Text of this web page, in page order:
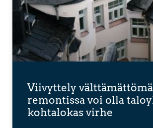
Viivyttely
remontissa voi olla
kohtalokas virhe